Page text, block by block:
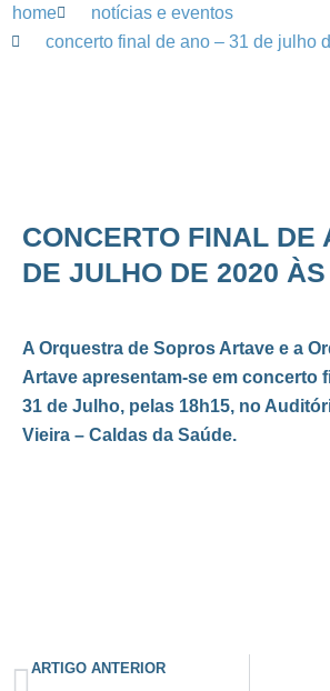
home
notícias e eventos
concerto final de ano – 31 de julho
CONCERTO FINAL DE
DE JULHO DE 2020
A Orquestra de Sopros Artave e a
Artave apresentam-se em concerto
31 de Julho, pelas 18h15, no
Vieira – Caldas da Saúde.
ARTIGO ANTERIOR